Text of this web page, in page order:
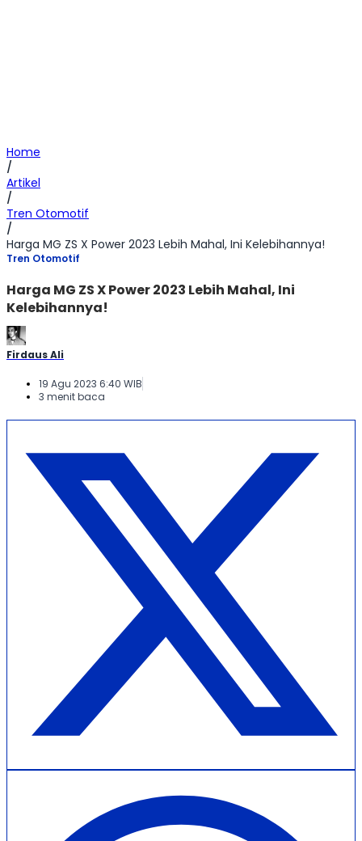
Home
/
Artikel
/
Tren Otomotif
/
Harga MG ZS X Power 2023 Lebih Mahal, Ini Kelebihannya!
Tren Otomotif
Harga MG ZS X Power 2023 Lebih Mahal, Ini
Kelebihannya!
Firdaus Ali
19 Agu 2023 6:40 WIB
3 menit baca